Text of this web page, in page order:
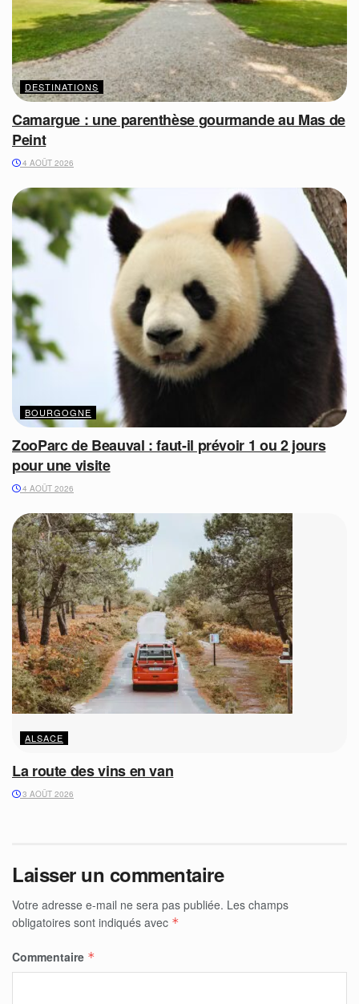
DESTINATIONS
Camargue : une parenthèse gourmande au Mas de
Peint
4 AOÛT 2026
BOURGOGNE
ZooParc de Beauval : faut-il prévoir 1 ou 2 jours
pour une visite
4 AOÛT 2026
ALSACE
La route des vins en van
3 AOÛT 2026
Laisser un commentaire
Votre adresse e-mail ne sera pas publiée. Les champs
obligatoires sont indiqués avec *
Commentaire *